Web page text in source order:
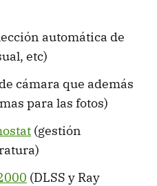
automática de
etc)
cámara que además
para las fotos)
(gestión
(DLSS y Ray